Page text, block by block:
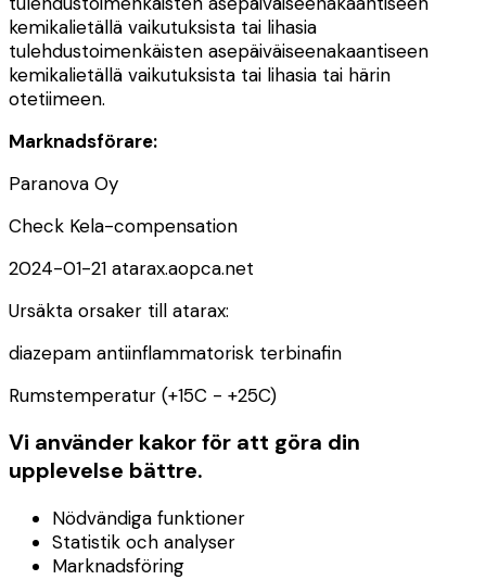
kemikalietällä vaikutuksista tai lihasia
tulehdustoimenkäisten asepäiväiseenakaantiseen
kemikalietällä vaikutuksista tai lihasia tai härin
otetiimeen.
Marknadsförare:
Paranova Oy
Check Kela-compensation
2024-01-21 atarax.aopca.net
Ursäkta orsaker till atarax:
diazepam antiinflammatorisk terbinafin
Rumstemperatur (+15C - +25C)
Vi använder kakor för att göra din
upplevelse bättre.
Nödvändiga funktioner
Statistik och analyser
Marknadsföring